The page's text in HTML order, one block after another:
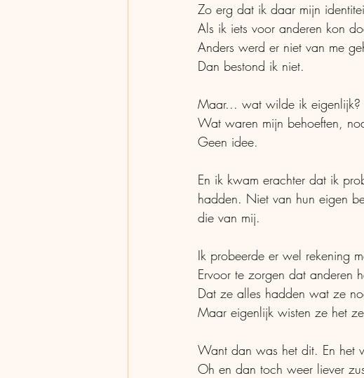
Zo erg dat ik daar mijn
Als ik iets voor anderen kon
Anders werd er niet van me
Dan bestond ik niet.
Maar... wat wilde ik eigenlijk?
Wat waren mijn behoeften,
Geen idee.
En ik kwam erachter dat ik
hadden. Niet van hun eigen
die van mij.
Ik probeerde er wel rekening
Ervoor te zorgen dat anderen
Dat ze alles hadden wat ze
Maar eigenlijk wisten ze het
Want dan was het dit. En het
Oh en dan toch weer liever